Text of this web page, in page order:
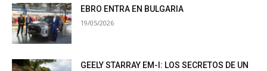
EBRO ENTRA EN BULGARIA
19/05/2026
GEELY STARRAY EM-I: LOS SECRETOS DE UN